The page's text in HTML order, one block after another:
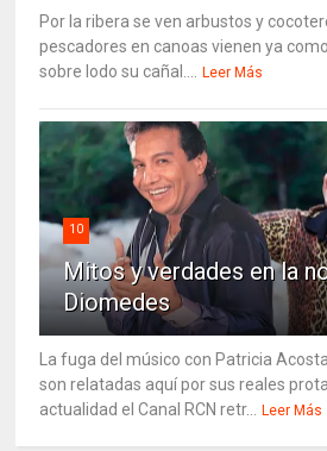
Por la ribera se ven arbustos y
pescadores en canoas vienen ya
sobre lodo su cañal.... Leer Más
10
Mitos y verdades en la
Diomedes
La fuga del músico con Patricia
son relatadas aquí por sus reales
actualidad el Canal RCN retr... Leer Más